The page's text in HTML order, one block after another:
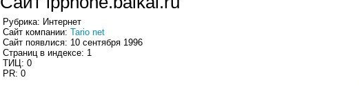
Рубрика: Интернет
Сайт компании: Tario net
Сайт появлися: 10 сентября 1996
Страниц в индексе: 1
ТИЦ: 0
PR: 0